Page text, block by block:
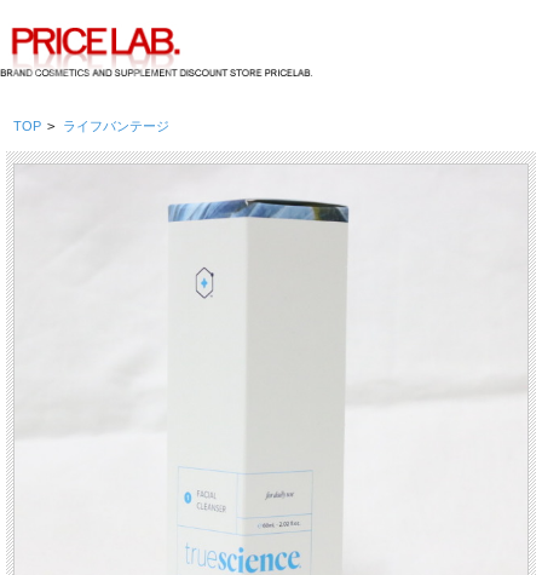
TOP > ライフバンテージ